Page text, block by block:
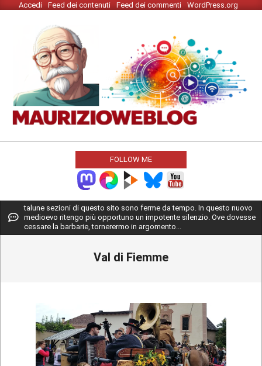
Skip Accedi Feed dei contenuti Feed dei commenti WordPress.org
MAURIZIO
WEBLOG
FOLLOW ME
Primary
Navigation
Menu
talune sezioni di questo sito sono ferme da tempo. In questo nuovo
medioevo ritengo più opportuno un impotente silenzio. Ove dovesse
cessare la barbarie, tornerermo in argomento...
Val di Fiemme